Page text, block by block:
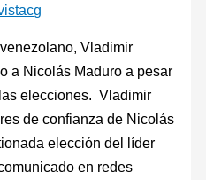
Vladimir
a Nicolás Maduro a pesar
elecciones. Vladimir
de confianza de Nicolás
elección del líder
en redes